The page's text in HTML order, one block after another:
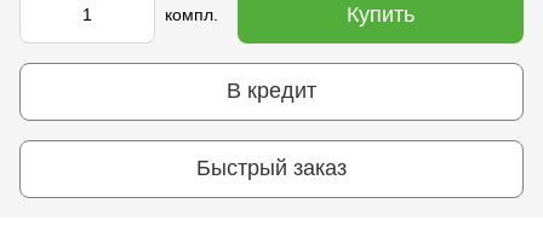
компл. Купить
В кредит
Быстрый заказ